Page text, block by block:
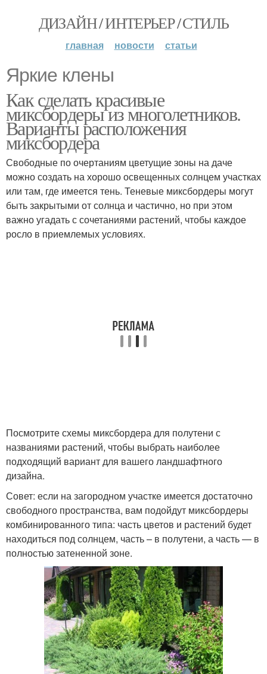
ДИЗАЙН / ИНТЕРЬЕР / СТИЛЬ
главная новости статьи
Яркие клены
Как сделать красивые
миксбордеры из многолетников.
Варианты расположения
миксбордера
Свободные по очертаниям цветущие зоны на даче
можно создать на хорошо освещенных солнцем участках
или там, где имеется тень. Теневые миксбордеры могут
быть закрытыми от солнца и частично, но при этом
важно угадать с сочетаниями растений, чтобы каждое
росло в приемлемых условиях.
Посмотрите схемы миксбордера для полутени с
названиями растений, чтобы выбрать наиболее
подходящий вариант для вашего ландшафтного
дизайна.
Совет: если на загородном участке имеется достаточно
свободного пространства, вам подойдут миксбордеры
комбинированного типа: часть цветов и растений будет
находиться под солнцем, часть – в полутени, а часть — в
полностью затененной зоне.